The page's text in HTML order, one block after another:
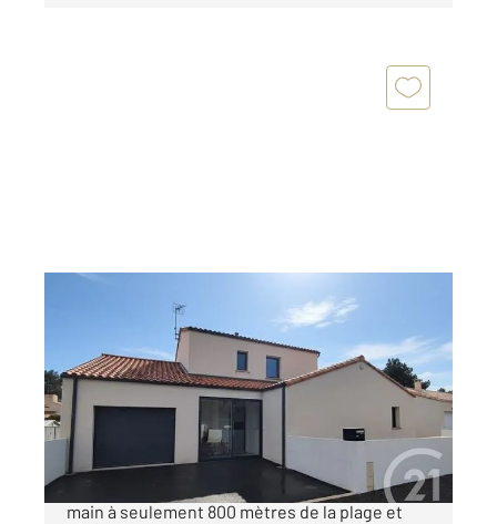
LA TRANCHE SUR MER 85
, 6 pièces
Ref : 2940
Maison à vendre
477 000 €
Villa contemporaine de 2018 : le confort clé en
main à seulement 800 mètres de la plage et